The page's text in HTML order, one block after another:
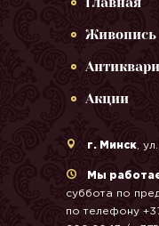
Живопись
Акции
г. Минск ,
Мы
суббота по
по телефону